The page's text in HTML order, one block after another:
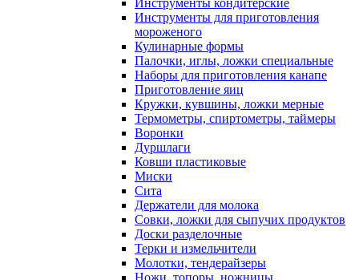
Инструменты для приготовления
мороженого
Кулинарные формы
Палочки, иглы, ложки специальные
Наборы для приготовления канапе
Приготовление яиц
Кружки, кувшины, ложки мерные
Термометры, спиртометры, таймеры
Воронки
Дуршлаги
Ковши пластиковые
Миски
Сита
Держатели для молока
Совки, ложки для сыпучих продуктов
Доски разделочные
Терки и измельчители
Молотки, тендерайзеры
Ножи, топоры, ножницы